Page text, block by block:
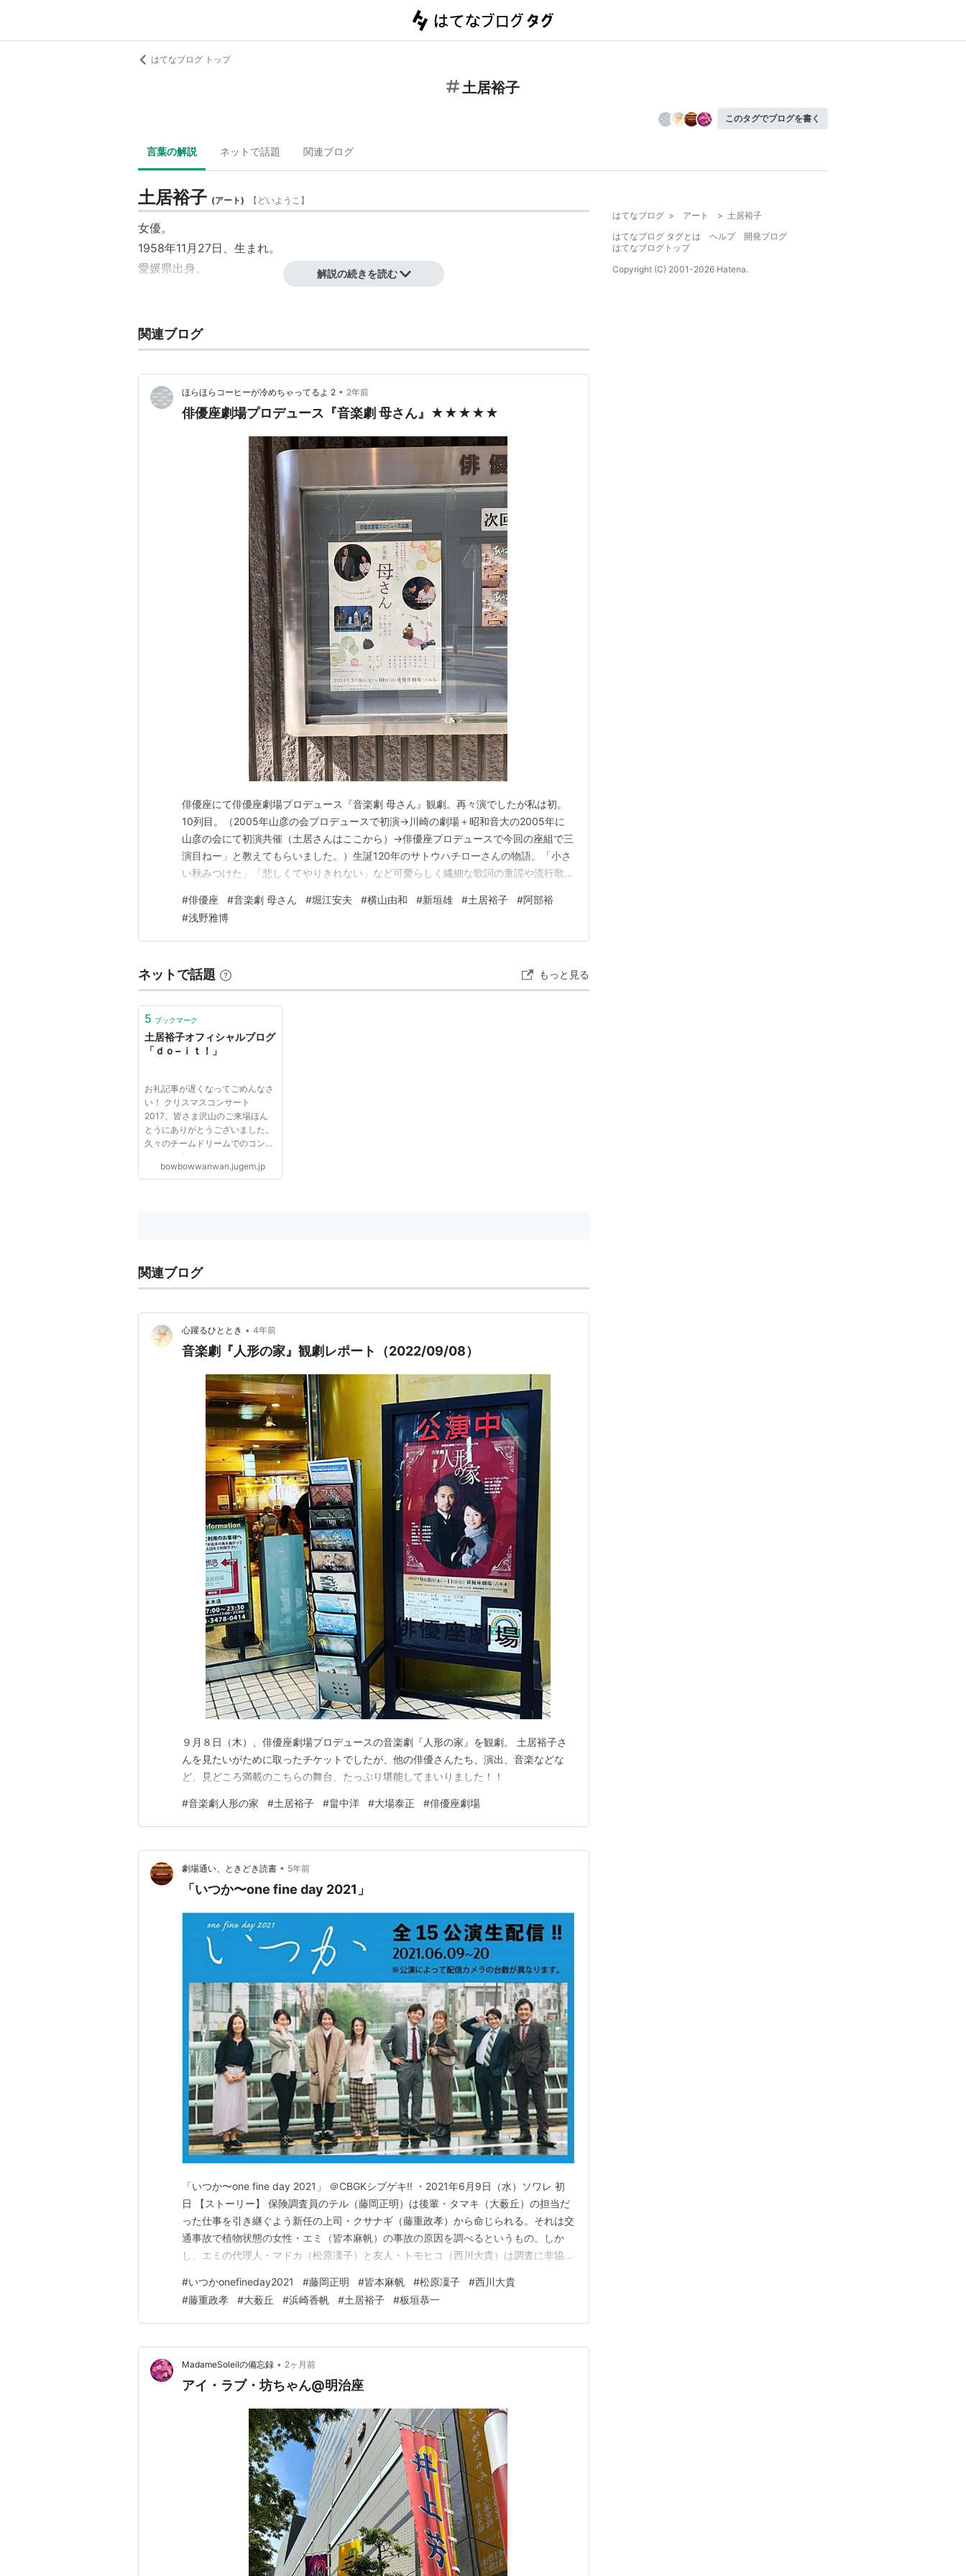
はてなブログ トップ
土居裕子
このタグでブログを書く
言葉の解説 ネットで話題 関連ブログ
土居裕子 (アート) 【 どいようこ 】
女優。
1958年11月27日、生まれ。
愛媛県出身。 解説の続きを読む
関連ブログ
ほらほらコーヒーが冷めちゃってるよ 2 • 2年前
俳優座劇場プロデュース『音楽劇 母さん』★★★★★
俳優座にて俳優座劇場プロデュース『音楽劇 母さん』観劇。再々演でしたが私は初。
10列目。（2005年山彦の会プロデュースで初演→川崎の劇場＋昭和音大の2005年に
山彦の会にて初演共催（土居さんはここから）→俳優座プロデュースで今回の座組で三
演目ねー」と教えてもらいました。）生誕120年のサトウハチローさんの物語。「小さ
い秋みつけた」「悲しくてやりきれない」など可愛らしく繊細な歌詞の童謡や流行歌を
んだったから。 知らない歌も多かったけれど、ピアノとバイオリンと皆さまの歌声が
沁みる沁みる。後世のために作った「木曜会」でモ…
#俳優座 #音楽劇 母さん #堀江安夫 #横山由和 #新垣雄 #土居裕子 #阿部裕
#浅野雅博
ネットで話題 もっと見る
5 ブックマーク
土居裕子オフィシャルブログ
「ｄｏ−ｉｔ！」
お礼記事が遅くなってごめんなさ
い！ クリスマスコンサート
2017、皆さま沢山のご来場ほん
とうにありがとうございました。
久々のチームドリームでのコンサ
ート、お楽しみいただけたよう
で、一同とても喜んでおります！
bowbowwanwan.jugem.jp
関連ブログ
心躍るひととき • 4年前
音楽劇『人形の家』観劇レポート（2022/09/08）
９月８日（木）、俳優座劇場プロデュースの音楽劇『人形の家』を観劇。 土居裕子さ
んを見たいがために取ったチケットでしたが、他の俳優さんたち、演出、音楽などな
ど、見どころ満載のこちらの舞台、たっぷり堪能してまいりました！！
#音楽劇人形の家 #土居裕子 #畠中洋 #大場泰正 #俳優座劇場
劇場通い、ときどき読書 • 5年前
「いつか〜one fine day 2021」
「いつか〜one fine day 2021」 ＠CBGKシブゲキ!! ・2021年6月9日（水）ソワレ 初
日 【ストーリー】 保険調査員のテル（藤岡正明）は後輩・タマキ（大薮丘）の担当だ
った仕事を引き継ぐよう新任の上司・クサナギ（藤重政孝）から命じられる。それは交
通事故で植物状態の女性・エミ（皆本麻帆）の事故の原因を調べるというもの。しか
し、エミの代理人・マドカ（松原凜子）と友人・トモヒコ（西川大貴）は調査に非協力
ずにいるテルに声をかけてきたのは、意識がないはずのエミだった。俄かには信じがた
いと思いながらも自分にし…
#いつかonefineday2021 #藤岡正明 #皆本麻帆 #松原凜子 #西川大貴
#藤重政孝 #大薮丘 #浜崎香帆 #土居裕子 #板垣恭一
MadameSoleilの備忘録 • 2ヶ月前
アイ・ラブ・坊ちゃん@明治座
はてなブログ > アート > 土居裕子
はてなブログ タグとは
ヘルプ
開発ブログ
はてなブログトップ
Copyright (C) 2001-2026 Hatena.